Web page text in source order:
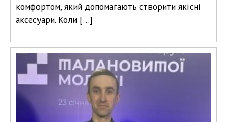
комфортом, який допомагають створити якісні
аксесуари. Коли […]